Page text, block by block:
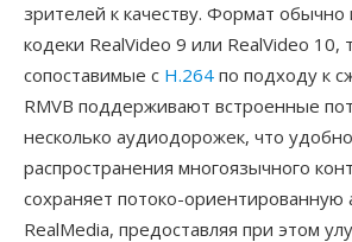
зрителей к качеству. Формат обычно
кодеки RealVideo 9 или RealVideo 10,
сопоставимые с H.264 по подходу к
RMVB поддерживают встроенные
несколько аудиодорожек, что
распространения многоязычного
сохраняет потоко-ориентированную
RealMedia, предоставляя при этом